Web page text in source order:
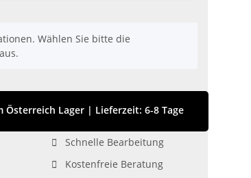
Wählen Sie bitte die
Österreich Lager | Lieferzeit: 6-8 Tage
Schnelle Bearbeitung
Kostenfreie Beratung